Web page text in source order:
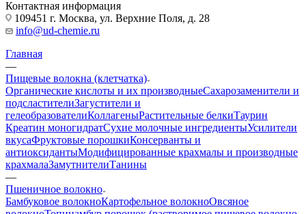
Контактная информация
109451 г. Москва, ул. Верхние Поля, д. 28
info@ud-chemie.ru
Главная
—
Пищевые волокна (клетчатка)
Органические кислоты и их производныеСахарозаменители и
подсластителиЗагустители и
гелеобразователиКоллагеныРастительные белкиТаурин
Креатин моногидратСухие молочные ингредиентыУсилители
вкусаФруктовые порошкиКонсерванты и
антиоксидантыМодифицированные крахмалы и производные
крахмалаЗамутнителиТанины
—
Пшеничное волокно
Бамбуковое волокноКартофельное волокноОвсяное